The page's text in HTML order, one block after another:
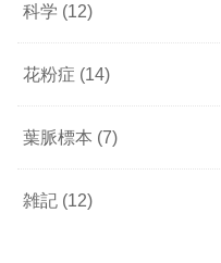
科学 (12)
花粉症 (14)
葉脈標本 (7)
雑記 (12)